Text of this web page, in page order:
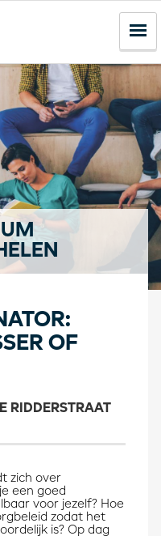
OF
RIDDERSTRAAT
zich over
een goed
voor jezelf? Hoe
zodat het
is? Op dag